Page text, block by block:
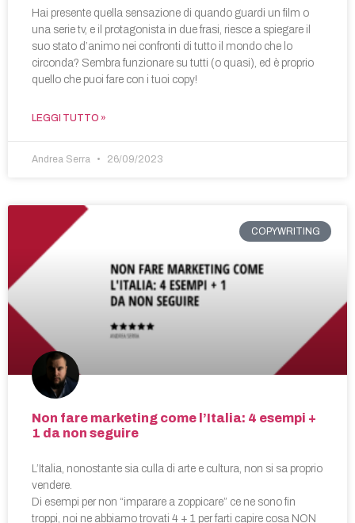
Hai presente quella sensazione di quando guardi un film o
una serie tv, e il protagonista in due frasi, riesce a spiegare il
suo stato d’animo nei confronti di tutto il mondo che lo
circonda? Sembra funzionare su tutti (o quasi), ed è proprio
quello che puoi fare con i tuoi copy!
LEGGI TUTTO »
Andrea Serra 26/09/2023
COPYWRITING
Non fare marketing come l’Italia: 4 esempi +
1 da non seguire
L’Italia, nonostante sia culla di arte e cultura, non si sa proprio
vendere.
Di esempi per non “imparare a zoppicare” ce ne sono fin
troppi, noi ne abbiamo trovati 4 + 1 per farti capire cosa NON